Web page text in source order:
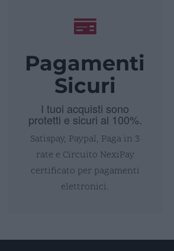
Pagamenti
Sicuri
I tuoi acquisti sono
protetti e sicuri al 100%.
Satispay, Paypal, Paga in 3
rate e Circuito NexiPay
certificato per pagamenti
elettronici.